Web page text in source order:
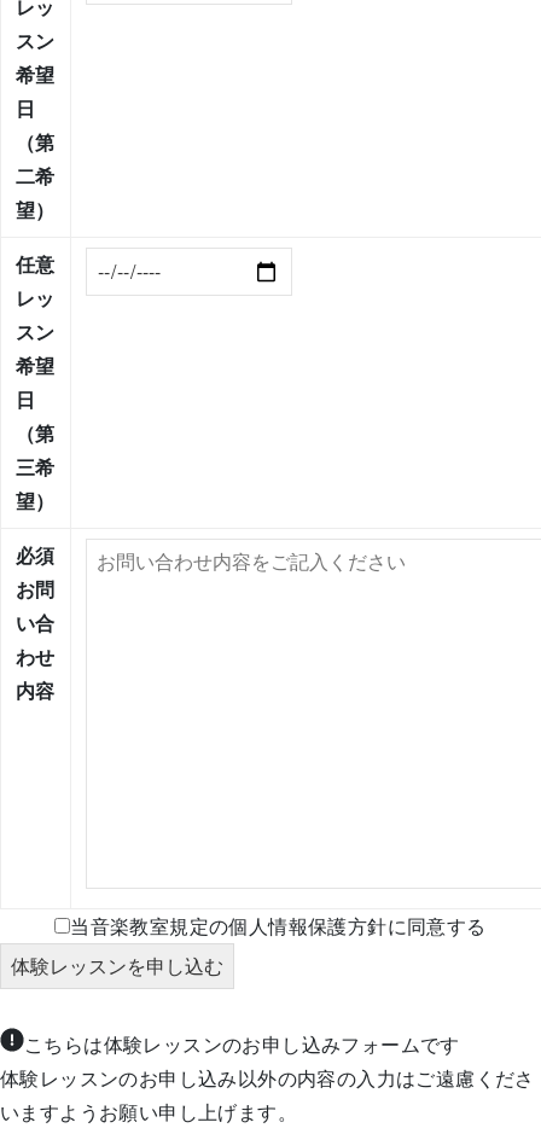
レッ
スン
希望
日
（第
二希
望）
任意
レッ
スン
希望
日
（第
三希
望）
必須
お問
い合
わせ
内容
当音楽教室規定の個人情報保護方針に同意する
こちらは体験レッスンのお申し込みフォームです
体験レッスンのお申し込み以外の内容の入力はご遠慮くださ
いますようお願い申し上げます。